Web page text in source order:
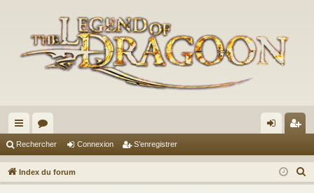
cc
ès
ra
or
u
m
ne
xi
nr
eg
Rechercher Connexion S’enregistrer
Index du forum
e